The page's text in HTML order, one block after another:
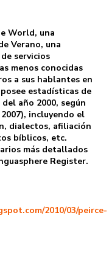
World, una
Verano, una
servicios
menos conocidas
a sus hablantes en
estadísticas de
año 2000, según
incluyendo el
dialectos, afiliación
bíblicos, etc.
más detallados
Register.
2010/03/peirce-